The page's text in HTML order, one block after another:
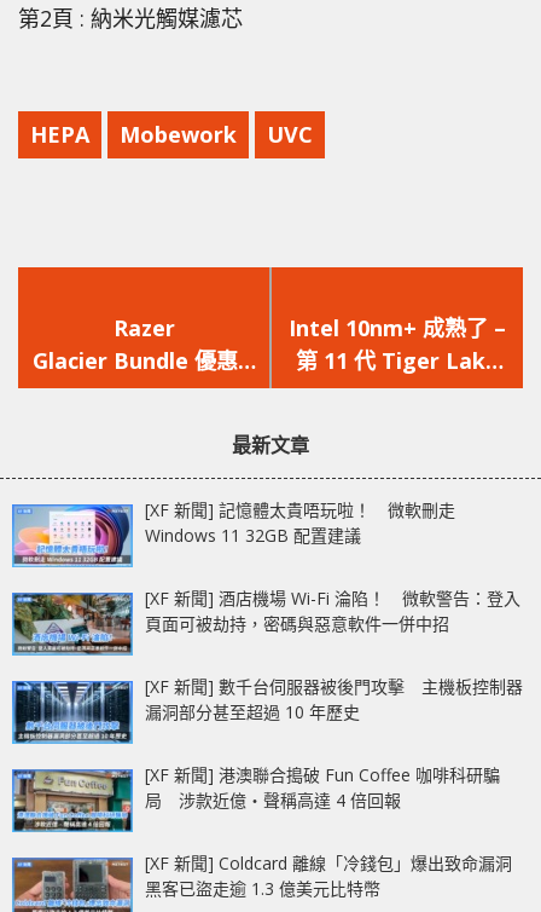
第2頁 : 納米光觸媒濾芯
HEPA Mobework UVC
一
篇
文
Razer
Glacier Bundle 優惠 –
購買 Gears 5 限定版電
送 Razer Rogue 背囊
一
篇
文
Intel 10nm+ 成熟了 –
第 11 代 Tiger Lake
Ultrabook 爆上 5
最新文章
[XF 新聞] 記憶體太貴唔玩啦！ 微軟刪走
Windows 11 32GB 配置建議
[XF 新聞] 酒店機場 Wi-Fi 淪陷！ 微軟警告：登入
頁面可被劫持，密碼與惡意軟件一併中招
[XF 新聞] 數千台伺服器被後門攻擊 主機板控制器
漏洞部分甚至超過 10 年歷史
[XF 新聞] 港澳聯合搗破 Fun Coffee 咖啡科研騙
局 涉款近億‧聲稱高達 4 倍回報
[XF 新聞] Coldcard 離線「冷錢包」爆出致命漏洞
黑客已盜走逾 1.3 億美元比特幣